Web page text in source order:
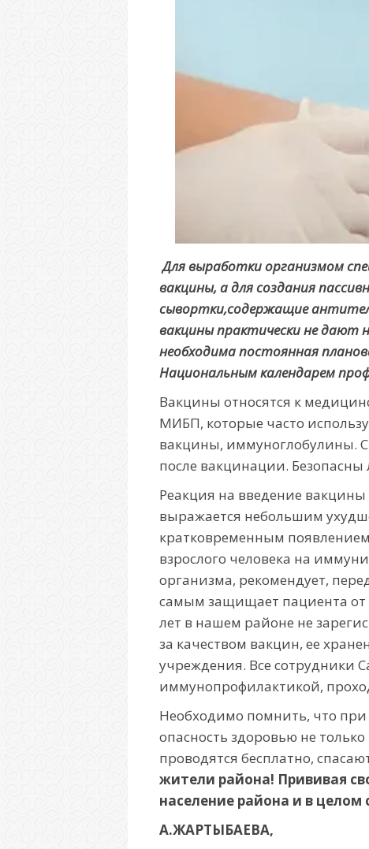
Для выработки организмом
вакцины, а для создания
сывортки,содержащие
вакцины практически не дают
необходима постоянная
Национальным календарем
Вакцины относятся к
МИБП, которые часто
вакцины, иммуноглобулины.
после вакцинации.
Реакция на введение
выражается небольшим
кратковременным
взрослого человека на
организма, рекомендует,
самым защищает пациента от
лет в нашем районе не
за качеством вакцин, ее
учреждения. Все сотруд­ники
иммунопрофилактикой,
Необходимо помнить, что
опасность здоровью не
проводятся бесплатно,
жители района! Прививая
население района и в целом
А.ЖАРТЫБАЕВА,